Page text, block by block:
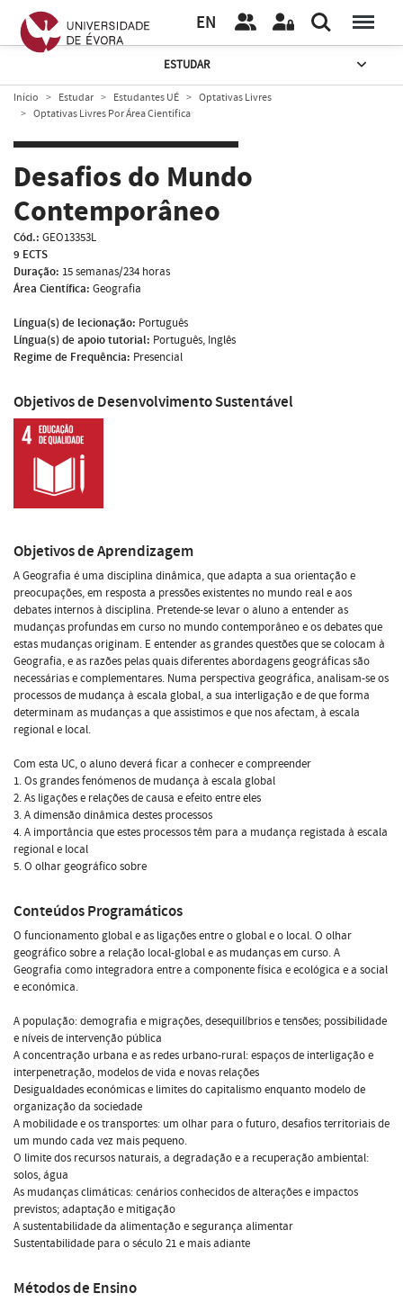
EN
ESTUDAR
Início Estudar Estudantes UÉ
Optativas Livres
Optativas Livres Por Área Científica
Desafios do Mundo
Contemporâneo
Cód.: GEO13353L
9 ECTS
Duração: 15 semanas/234 horas
Área Científica: Geografia
Língua(s) de lecionação: Português
Língua(s) de apoio tutorial: Português, Inglês
Regime de Frequência: Presencial
Objetivos de Desenvolvimento Sustentável
Objetivos de Aprendizagem
A Geografia é uma disciplina dinâmica, que adapta a sua orientação e
preocupações, em resposta a pressões existentes no mundo real e aos
debates internos à disciplina. Pretende-se levar o aluno a entender as
mudanças profundas em curso no mundo contemporâneo e os debates que
estas mudanças originam. E entender as grandes questões que se colocam à
Geografia, e as razões pelas quais diferentes abordagens geográficas são
necessárias e complementares. Numa perspectiva geográfica, analisam-se os
processos de mudança à escala global, a sua interligação e de que forma
determinam as mudanças a que assistimos e que nos afectam, à escala
regional e local.
Com esta UC, o aluno deverá ficar a conhecer e compreender
1. Os grandes fenómenos de mudança à escala global
2. As ligações e relações de causa e efeito entre eles
3. A dimensão dinâmica destes processos
4. A importância que estes processos têm para a mudança registada à escala
regional e local
5. O olhar geográfico sobre
Conteúdos Programáticos
O funcionamento global e as ligações entre o global e o local. O olhar
geográfico sobre a relação local-global e as mudanças em curso. A
Geografia como integradora entre a componente física e ecológica e a social
e económica.
A população: demografia e migrações, desequilíbrios e tensões; possibilidade
e níveis de intervenção pública
A concentração urbana e as redes urbano-rural: espaços de interligação e
interpenetração, modelos de vida e novas relações
Desigualdades económicas e limites do capitalismo enquanto modelo de
organização da sociedade
A mobilidade e os transportes: um olhar para o futuro, desafios territoriais de
um mundo cada vez mais pequeno.
O limite dos recursos naturais, a degradação e a recuperação ambiental:
solos, água
As mudanças climáticas: cenários conhecidos de alterações e impactos
previstos; adaptação e mitigação
A sustentabilidade da alimentação e segurança alimentar
Sustentabilidade para o século 21 e mais adiante
Métodos de Ensino